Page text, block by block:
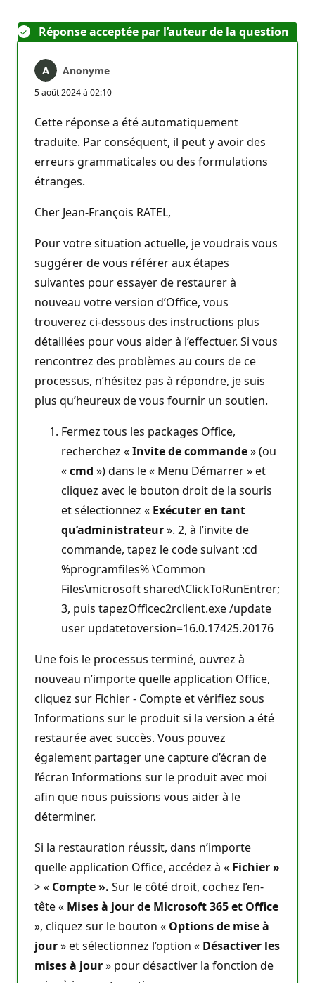
Réponse acceptée par l’auteur de la question
Anonyme
5 août 2024 à 02:10
Cette réponse a été automatiquement
traduite. Par conséquent, il peut y avoir des
erreurs grammaticales ou des formulations
étranges.
Cher Jean-François RATEL,
Pour votre situation actuelle, je voudrais vous
suggérer de vous référer aux étapes
suivantes pour essayer de restaurer à
nouveau votre version d’Office, vous
trouverez ci-dessous des instructions plus
détaillées pour vous aider à l’effectuer. Si vous
rencontrez des problèmes au cours de ce
processus, n’hésitez pas à répondre, je suis
plus qu’heureux de vous fournir un soutien.
Fermez tous les packages Office,
recherchez «Invite de commande» (ou
«cmd ») dans le « Menu Démarrer » et
cliquez avec le bouton droit de la souris
et sélectionnez « Exécuter en tant
qu’administrateur». 2, à l’invite de
commande, tapez le code suivant :cd
%programfiles% \Common
Files\microsoft shared\ClickToRunEntrer;
3, puis tapezOfficec2rclient.exe /update
user updatetoversion=16.0.17425.20176
Une fois le processus terminé, ouvrez à
nouveau n’importe quelle application Office,
cliquez sur Fichier - Compte et vérifiez sous
Informations sur le produit si la version a été
restaurée avec succès. Vous pouvez
également partager une capture d’écran de
l’écran Informations sur le produit avec moi
afin que nous puissions vous aider à le
déterminer.
Si la restauration réussit, dans n’importe
quelle application Office, accédez à « Fichier »
> « Compte ». Sur le côté droit, cochez l’en-
tête « Mises à jour de Microsoft 365 et Office
», cliquez sur le bouton « Options de mise à
jour» et sélectionnez l’option « Désactiver les
mises à jour» pour désactiver la fonction de